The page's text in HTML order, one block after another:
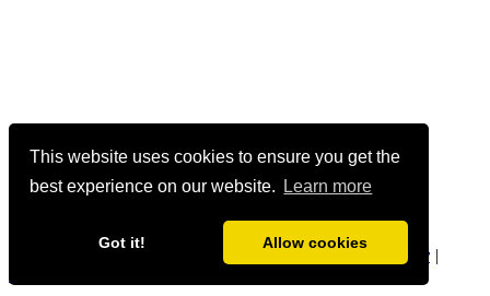
This website uses cookies to ensure you get the
best experience on our website.
Learn more
Got it! Allow cookies
Privacy |